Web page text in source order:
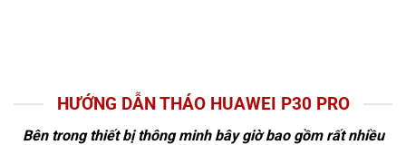
HƯỚNG DẪN THÁO HUAWEI P30 PRO
Bên trong thiết bị thông minh bây giờ bao gồm rất nhiều